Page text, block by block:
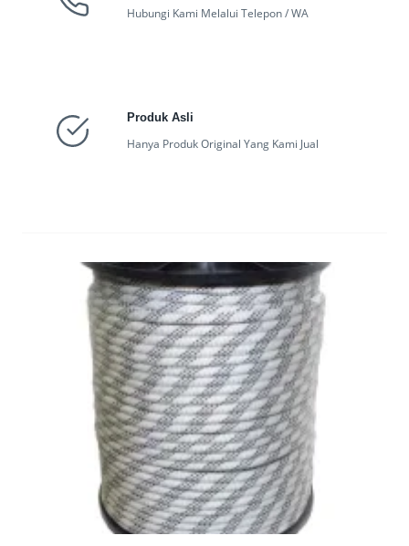
Hubungi Kami Melalui Telepon / WA
Produk Asli
Hanya Produk Original Yang Kami Jual